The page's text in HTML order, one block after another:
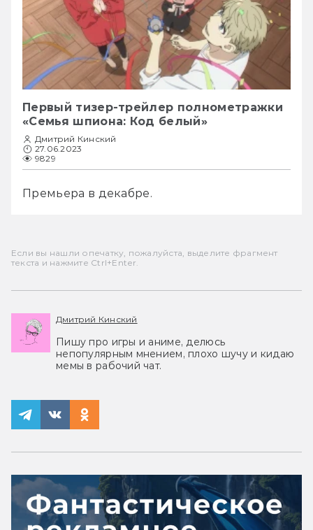
Первый тизер-трейлер полнометражки
«Семья шпиона: Код белый»
Дмитрий Кинский
27.06.2023
9829
Премьера в декабре.
Если вы нашли опечатку, пожалуйста, выделите фрагмент
текста и нажмите Ctrl+Enter.
Дмитрий Кинский
Пишу про игры и аниме, делюсь
непопулярным мнением, плохо шучу и кидаю
мемы в рабочий чат.